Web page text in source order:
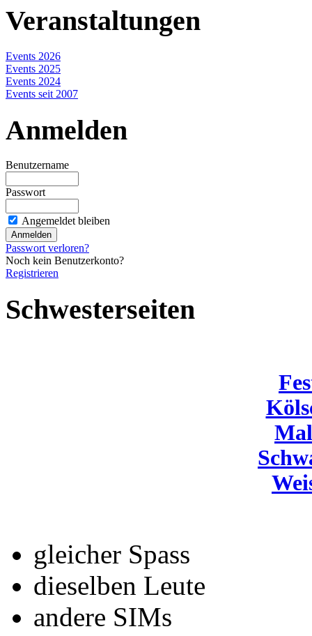
Veranstaltungen
Events 2026
Events 2025
Events 2024
Events seit 2007
Anmelden
Benutzername
Passwort
Angemeldet bleiben
Passwort verloren?
Noch kein Benutzerkonto?
Registrieren
Schwesterseiten
gleicher Spass
dieselben Leute
andere SIMs